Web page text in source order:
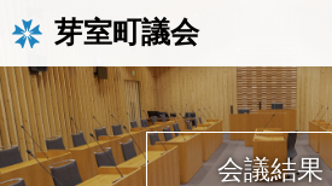
芽室町議会
会議結果